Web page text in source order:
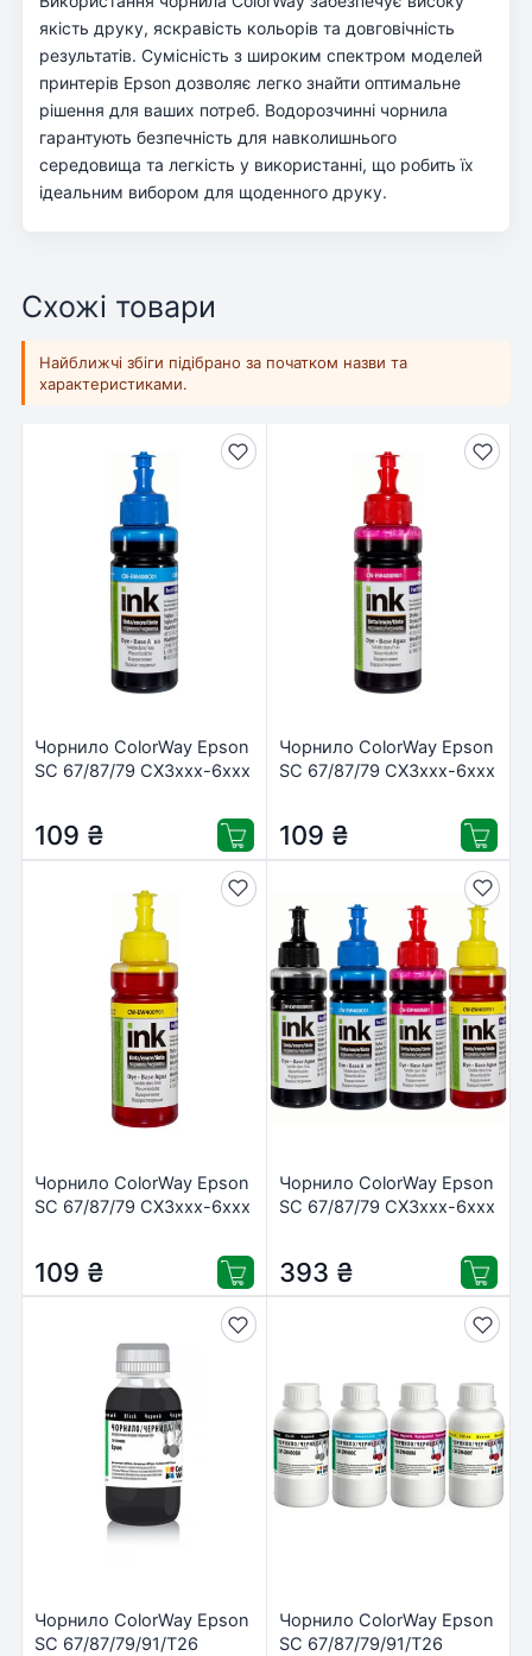
якість друку, яскравість кольорів та довговічність
результатів. Сумісність з широким спектром моделей
принтерів Epson дозволяє легко знайти оптимальне
рішення для ваших потреб. Водорозчинні чорнила
гарантують безпечність для навколишнього
середовища та легкість у використанні, що робить їх
ідеальним вибором для щоденного друку.
Схожі товари
Найближчі збіги підібрано за початком назви та
характеристиками.
Чорнило ColorWay Epson
SC 67/87/79 CX3xxx-6xxx
109 ₴
Чорнило ColorWay Epson
SC 67/87/79 CX3xxx-6xxx
109 ₴
Чорнило ColorWay Epson
SC 67/87/79 CX3xxx-6xxx
109 ₴
Чорнило ColorWay Epson
SC 67/87/79 CX3xxx-6xxx
393 ₴
Чорнило ColorWay Epson
SC 67/87/79/91/T26
Чорнило ColorWay Epson
SC 67/87/79/91/T26